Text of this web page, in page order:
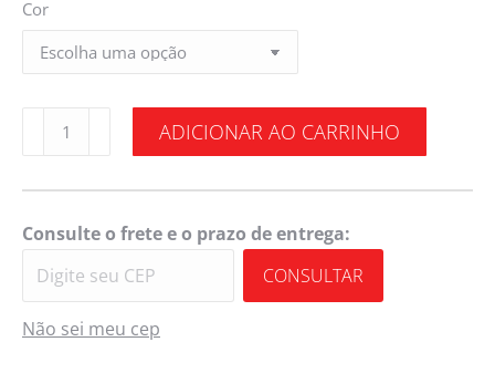
Cor
ADICIONAR AO CARRINHO
Consulte o frete e o prazo de entrega:
CONSULTAR
Não sei meu cep